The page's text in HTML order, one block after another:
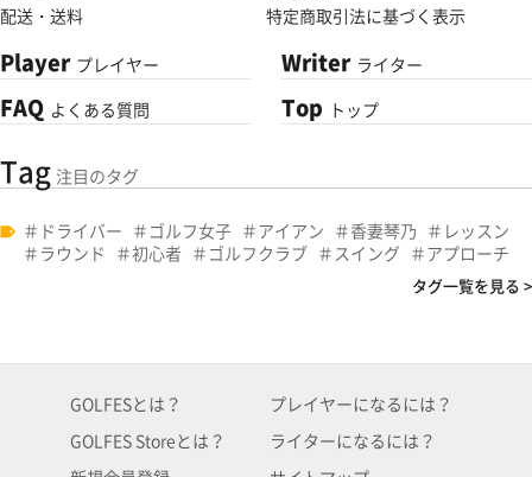
配送・送料
特定商取引法に基づく表示
Player プレイヤー
FAQ よくある質問
Writer ライター
Top トップ
Tag 注目のタグ
ドライバー ゴルフ女子 アイアン 香妻琴乃
レッスン
ラウンド
初心者 ゴルフクラブ スイング アプローチ
タグ一覧を見る >
GOLFESとは？
GOLFES Storeとは？
プレイヤーになるには？
ライターになるには？